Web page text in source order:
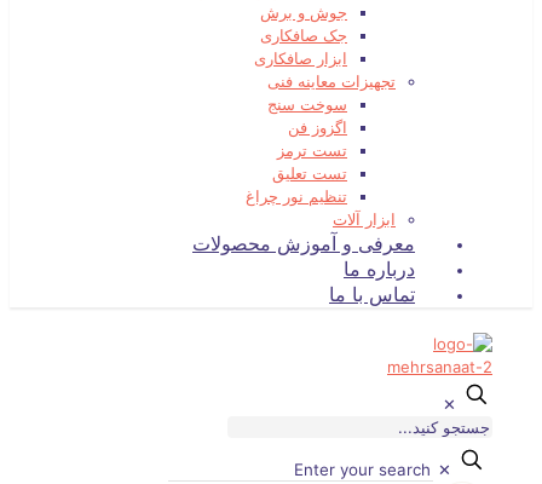
جوش و برش
جک صافکاری
ابزار صافکاری
تجهیزات معاینه فنی
سوخت سنج
اگزوز فن
تست ترمز
تست تعلیق
تنظیم نور چراغ
ابزار آلات
معرفی و آموزش محصولات
درباره ما
تماس با ما
✕
✕